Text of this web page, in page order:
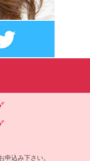
申込み下さい。